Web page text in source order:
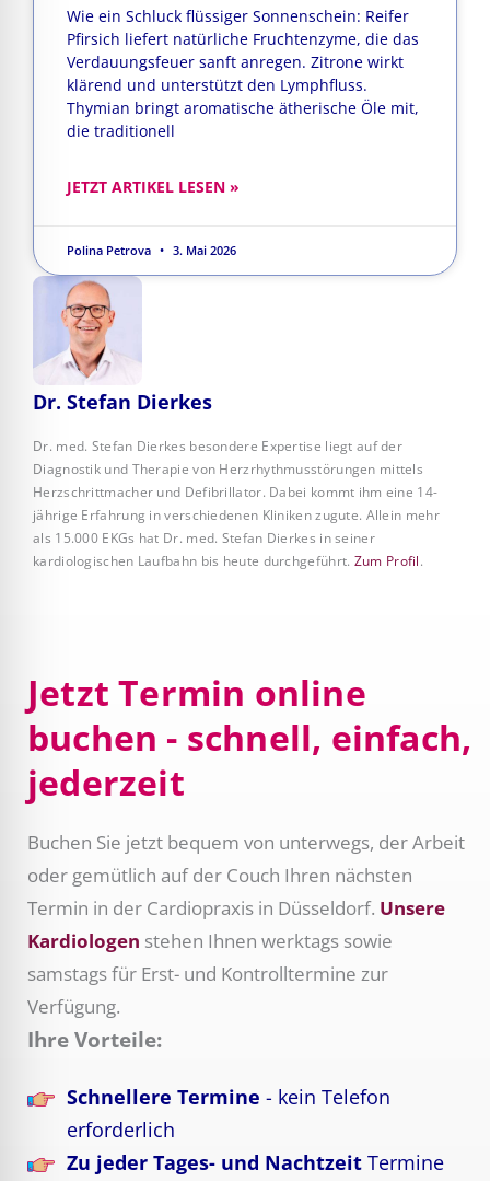
Dr. Stefan Dierkes
Dr. med. Stefan Dierkes besondere Expertise liegt auf der
Diagnostik und Therapie von Herzrhythmusstörungen mittels
Herzschrittmacher und Defibrillator. Dabei kommt ihm eine 14-
jährige Erfahrung in verschiedenen Kliniken zugute. Allein mehr
als 15.000 EKGs hat Dr. med. Stefan Dierkes in seiner
kardiologischen Laufbahn bis heute durchgeführt. Zum Profil.
Wie ein Schluck flüssiger Sonnenschein: Reifer
Pfirsich liefert natürliche Fruchtenzyme, die das
Verdauungsfeuer sanft anregen. Zitrone wirkt
klärend und unterstützt den Lymphfluss.
Thymian bringt aromatische ätherische Öle mit,
die traditionell
JETZT ARTIKEL LESEN »
Polina Petrova 3. Mai 2026
Jetzt Termin online
buchen - schnell, einfach,
jederzeit
Buchen Sie jetzt bequem von unterwegs, der Arbeit
oder gemütlich auf der Couch Ihren nächsten
Termin in der Cardiopraxis in Düsseldorf. Unsere
Kardiologen stehen Ihnen werktags sowie
samstags für Erst- und Kontrolltermine zur
Verfügung.
Ihre Vorteile:
Schnellere Termine- kein Telefon
erforderlich
Zu jeder Tages- und Nachtzeit Termine